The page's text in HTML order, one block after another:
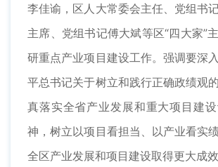
李佳谕，区人大常委会主任、党组书
主席、党组书记傅大斌等区“四大家”
研重点产业项目建设工作。强调要深
平总书记关于树立和践行正确政绩观
真落实全省产业发展和重大项目建
神，树立以项目看担当、以产业看实
全区产业发展和项目建设取得更大成效